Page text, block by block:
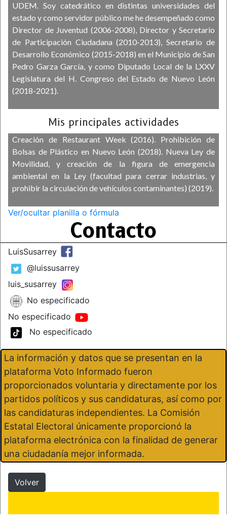
UDEM. Soy catedrático en distintas universidades del
estado y como servidor público me he desempeñado como
Director de Juventud (2006-2008), Director y Secretario
de Participación Ciudadana (2010-2013), Secretario de
Desarrollo Económico (2015-2018) en el Municipio de San
Pedro Garza García, y como Diputado Local de la LXXV
Legislatura del H. Congreso del Estado de Nuevo León
(2018-2021).
Mis principales actividades
Creación de Restaurant Week (2016). Prohibición de
Bolsas de Plástico en Nuevo León (2018). Nueva Ley de
Movilidad, y creación de la figura de emergencia
ambiental en la Ley (facultad para cerrar industrias, y
prohibir la circulación de vehículos contaminantes) (2019).
Ver/ocultar planilla o fórmula
Contacto
LuisSusarrey
@luissusarrey
luis_susarrey
No especificado
No especificado
No especificado
La información y datos que se presentan en la
plataforma Voto Informado fueron
proporcionados voluntaria y directamente por los
partidos políticos y sus candidaturas, así como por
las candidaturas independientes. La Comisión
Estatal Electoral únicamente proporcionó la
plataforma electrónica con la finalidad de generar
una ciudadanía mejor informada.
Volver